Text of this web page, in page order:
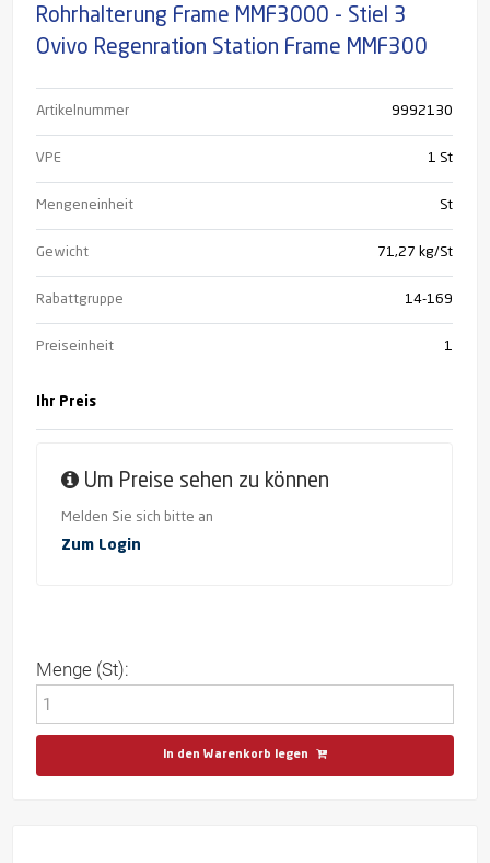
Rohrhalterung Frame MMF3000 - Stiel 3
Ovivo Regenration Station Frame MMF300
Artikelnummer 9992130
VPE 1 St
Mengeneinheit St
Gewicht 71,27 kg/St
Rabattgruppe 14-169
Preiseinheit 1
Ihr Preis
Um Preise sehen zu können
Melden Sie sich bitte an
Zum Login
Menge (St):
In den Warenkorb legen